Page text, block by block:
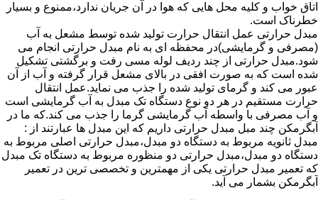
اتاق خواب و کلیه محل هایی که هوا در آن جریان ندارد،ممنوع و بسیار
خطرناک است.
مبدل حرارتی عمل انتقال حرارت تولید شده توسط مشعل به آب
(مصرفی و گرمایشی)در محفظه ای به نام مبدل حرارتی انجام می
شود.مبدل حرارتی از چند ردیف لوله مسی رفت و برگشتی تشکیل
شده است که به صورت افقی در بالای مشعل قرار گرفته و آب از آن
عبور می کند و گرمای تولید شده را جذب می نماید.عمل انتقال
حرارت مستقیم در هر دو نوع دستگاه تک مبدل به آب گرمایشی است
و آب مصرفی با واسطه آب گرمایشی گرما را جذب می کند.که ما در
آبگرمکن چند مبل مبدل حرارتی داریم که این مبدل ها عبارتند از :
مبدل ثانویه مربوط به دستگاه دو مبدل،مبدل حرارتی اصلی مربوط به
دستگاه دو مبدل،مبدل حرارتی دو منظوره مربوط به دستگاه تک مبدل
که تعمیر مبدل حرارتی یکی از مهمترین و تخصصی ترین در تعمیر
آبگرمکن بشمار می آید.